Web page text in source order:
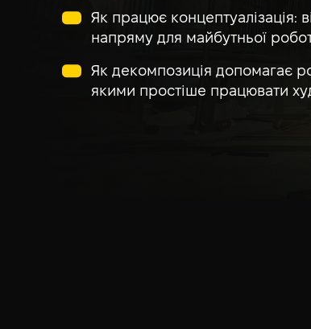
Як працює концептуалізація:
напряму для майбутньої
Як декомпозиція допомагає
якими простіше працювати